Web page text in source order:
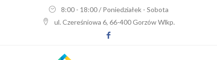
8:00 - 18:00 / Poniedziałek - Sobota
ul. Czereśniowa 6, 66-400 Gorzów Wlkp.